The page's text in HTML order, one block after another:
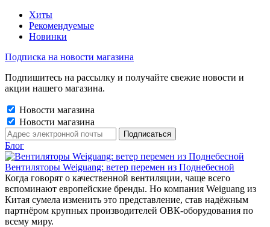
Хиты
Рекомендуемые
Новинки
Подписка на новости магазина
Подпишитесь на рассылку и получайте свежие новости и
акции нашего магазина.
Новости магазина
Новости магазина
Блог
Вентиляторы Weiguang: ветер перемен из Поднебесной
Когда говорят о качественной вентиляции, чаще всего
вспоминают европейские бренды. Но компания Weiguang из
Китая сумела изменить это представление, став надёжным
партнёром крупных производителей ОВК-оборудования по
всему миру.